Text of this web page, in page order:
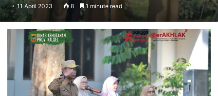
11 April 2023 8 1 minute read